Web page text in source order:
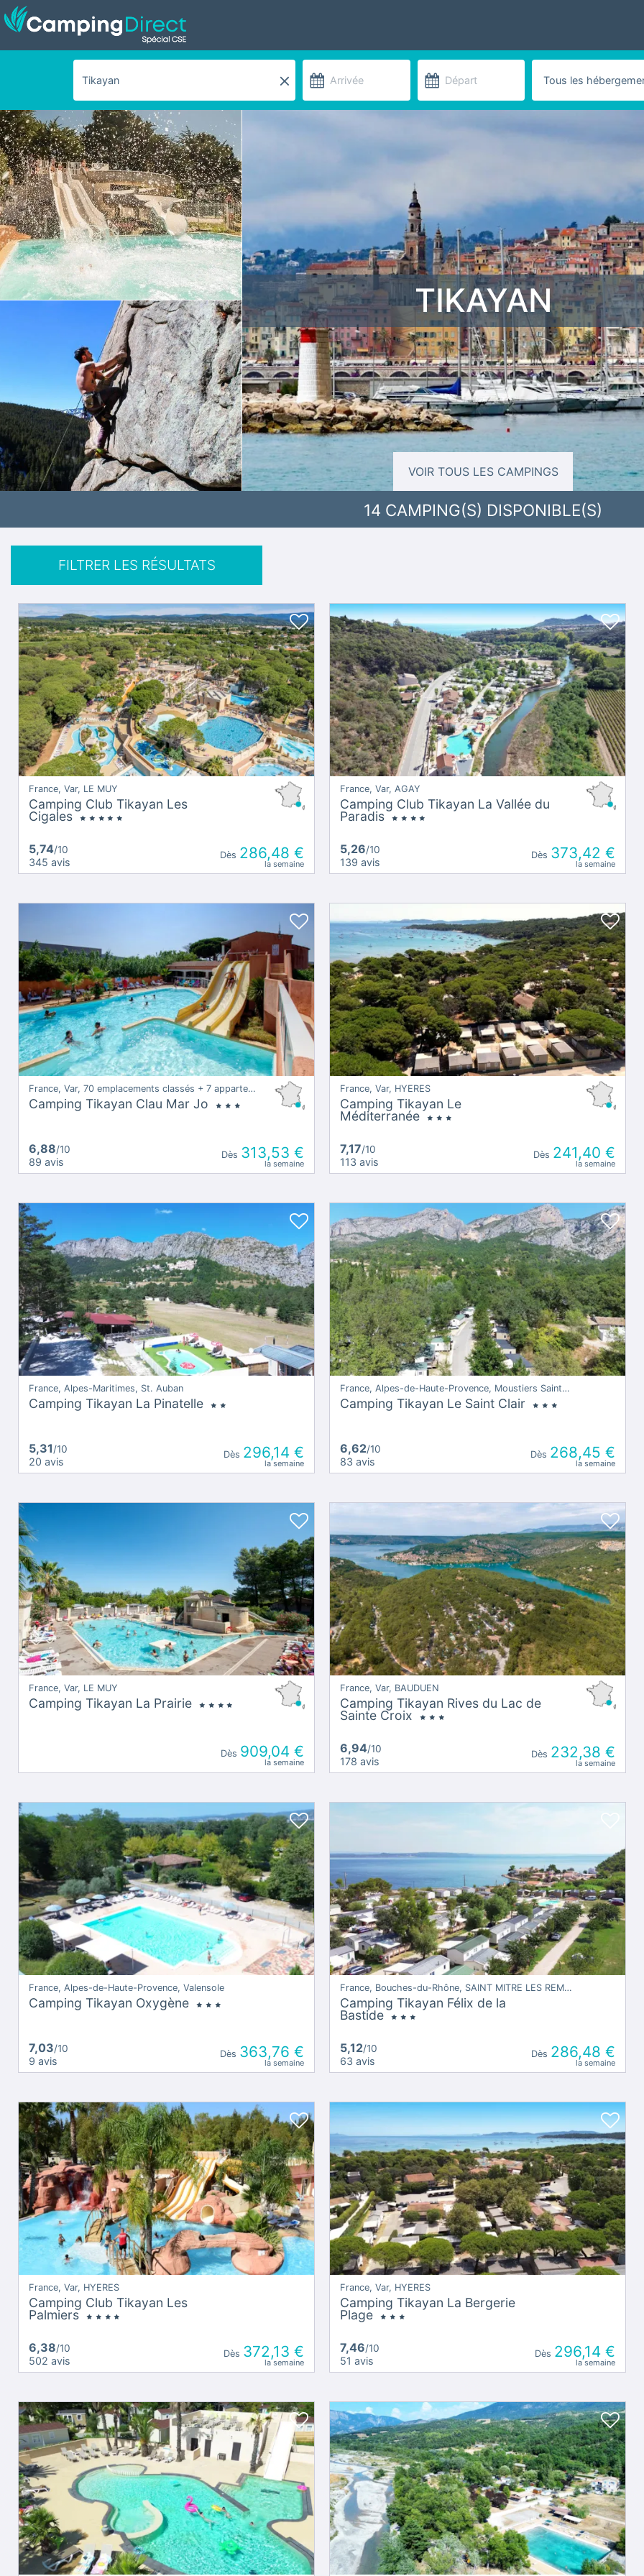
VOIR TOUS LES CAMPINGS
TIKAYAN
14 CAMPING(S) DISPONIBLE(S)
FILTRER LES RÉSULTATS
France, Var, LE MUY
Camping Club Tikayan Les
Cigales
5,74/10
345 avis
Dès 286,48 €
la semaine
France, Var, AGAY
Camping Club Tikayan La Vallée du
Paradis
5,26/10
139 avis
Dès 373,42 €
la semaine
France, Var, 70 emplacements classés + 7 appartements à BORMES-LES-MIMOSAS
Camping Tikayan Clau Mar Jo
6,88/10
89 avis
Dès 313,53 €
la semaine
France, Var, HYERES
Camping Tikayan Le
Méditerranée
7,17/10
113 avis
Dès 241,40 €
la semaine
France, Alpes-Maritimes, St. Auban
Camping Tikayan La Pinatelle
5,31/10
20 avis
Dès 296,14 €
la semaine
France, Alpes-de-Haute-Provence, Moustiers Sainte Marie
Camping Tikayan Le Saint Clair
6,62/10
83 avis
Dès 268,45 €
la semaine
France, Var, LE MUY
Camping Tikayan La Prairie
Dès 909,04 €
la semaine
France, Var, BAUDUEN
Camping Tikayan Rives du Lac de
Sainte Croix
6,94/10
178 avis
Dès 232,38 €
la semaine
France, Alpes-de-Haute-Provence, Valensole
Camping Tikayan Oxygène
7,03/10
9 avis
Dès 363,76 €
la semaine
France, Bouches-du-Rhône, SAINT MITRE LES REMPARTS
Camping Tikayan Félix de la
Bastide
5,12/10
63 avis
Dès 286,48 €
la semaine
France, Var, HYERES
Camping Club Tikayan Les
Palmiers
6,38/10
502 avis
Dès 372,13 €
la semaine
France, Var, HYERES
Camping Tikayan La Bergerie
Plage
7,46/10
51 avis
Dès 296,14 €
la semaine